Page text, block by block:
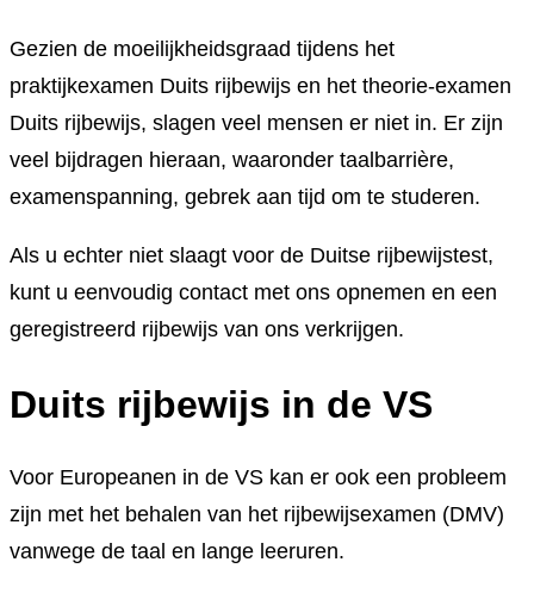
Gezien de moeilijkheidsgraad tijdens het
praktijkexamen Duits rijbewijs en het theorie-examen
Duits rijbewijs, slagen veel mensen er niet in. Er zijn
veel bijdragen hieraan, waaronder taalbarrière,
examenspanning, gebrek aan tijd om te studeren.
Als u echter niet slaagt voor de Duitse rijbewijstest,
kunt u eenvoudig contact met ons opnemen en een
geregistreerd rijbewijs van ons verkrijgen.
Duits rijbewijs in de VS
Voor Europeanen in de VS kan er ook een probleem
zijn met het behalen van het rijbewijsexamen (DMV)
vanwege de taal en lange leeruren.